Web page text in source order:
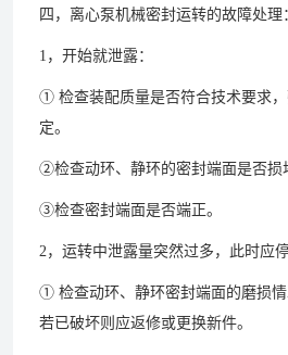
四，离心泵机械密封运转的故障处理
1，开始就泄露：
① 检查装配质量是否符合技术要求
定。
②检查动环、静环的密封端面是否损
③检查密封端面是否端正。
2，运转中泄露量突然过多，此时应
① 检查动环、静环密封端面的磨损情
若已破坏则应返修或更换新件。